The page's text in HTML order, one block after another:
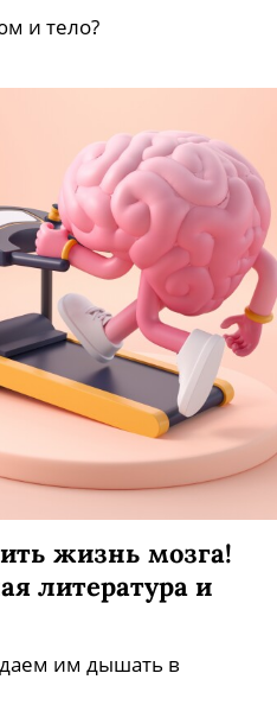
и тело?
жизнь мозга!
литература и
им дышать в